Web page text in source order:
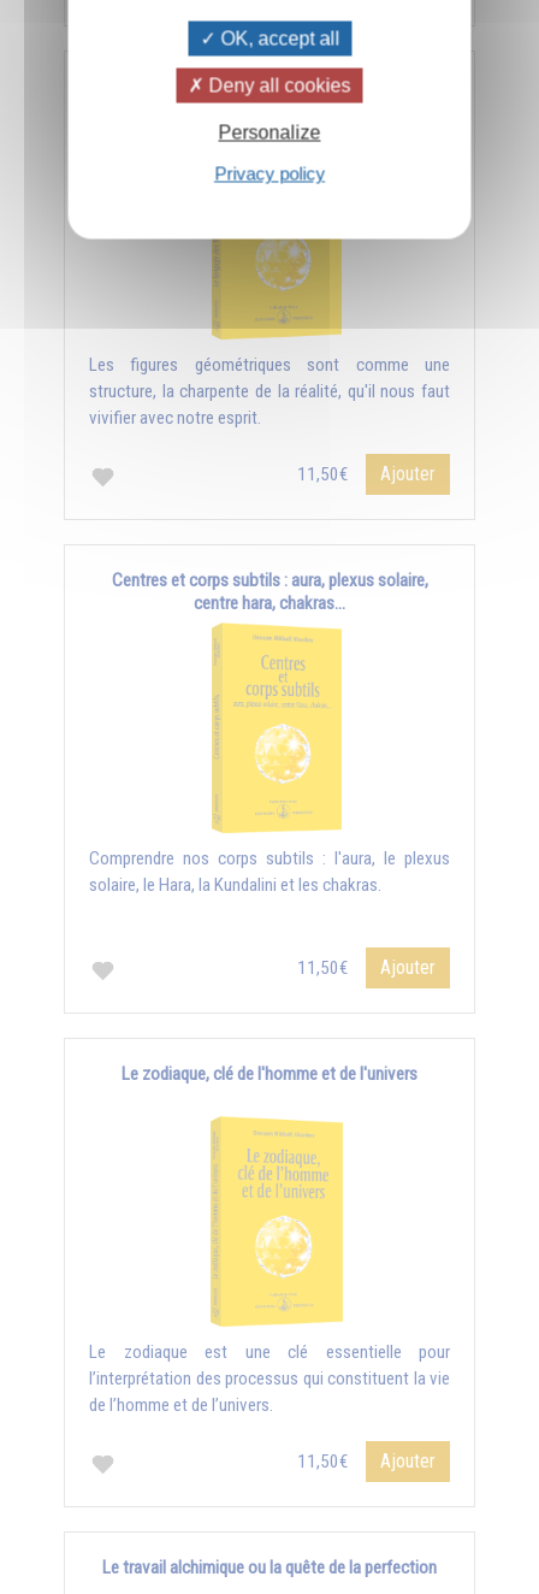
Le langage des figures géométriques
Les figures géométriques sont comme une
structure, la charpente de la réalité, qu'il nous faut
vivifier avec notre esprit.
11,50€ Ajouter
Centres et corps subtils : aura, plexus solaire,
centre hara, chakras...
Comprendre nos corps subtils : l'aura, le plexus
solaire, le Hara, la Kundalini et les chakras.
11,50€ Ajouter
Le zodiaque, clé de l'homme et de l'univers
Le zodiaque est une clé essentielle pour
l’interprétation des processus qui constituent la vie
de l’homme et de l’univers.
11,50€ Ajouter
Le travail alchimique ou la quête de la perfection
OK, accept all
Deny all cookies
Personalize
Privacy policy